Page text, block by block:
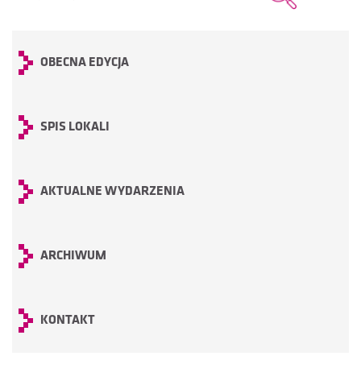
OBECNA EDYCJA
SPIS LOKALI
AKTUALNE WYDARZENIA
ARCHIWUM
KONTAKT